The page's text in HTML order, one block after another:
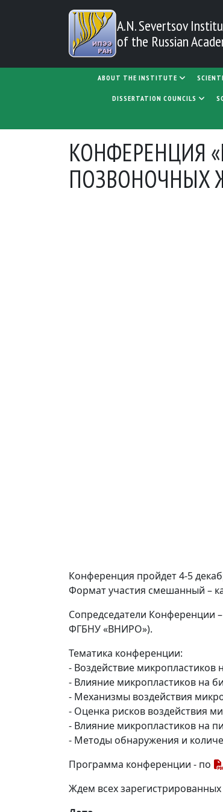
Skip to main content
A.N. Severtsov
of the Russian
MAIN NAVIGATION
ABOUT THE INSTITUTE
DISSERTATION COUNCILS
КОНФЕРЕНЦИЯ
ПОЗВОНОЧНЫХ
Конференция пройдет 4-5
Формат участия смешанный –
Сопредседатели Конференции
ФГБНУ «ВНИРО»).
Тематика конференции:
- Воздействие
- Влияние микропластиков на
- Механизмы воздействия
- Оценка рисков воздействия
- Влияние микропластиков на
- Методы обнаружения и
Программа конференции - по
Ждем всех